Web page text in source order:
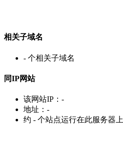
相关子域名
- 个相关子域名
同IP网站
该网站IP： -
地址： -
约 - 个站点运行在此服务器上